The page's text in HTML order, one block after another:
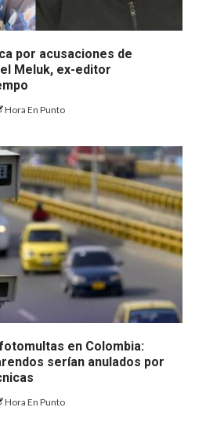
por acusaciones de
Meluk, ex-editor
Hora En Punto
en Colombia:
serían anulados por
Hora En Punto